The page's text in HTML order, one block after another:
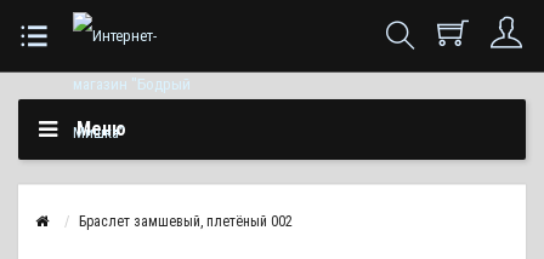
Меню
Браслет замшевый, плетёный 002